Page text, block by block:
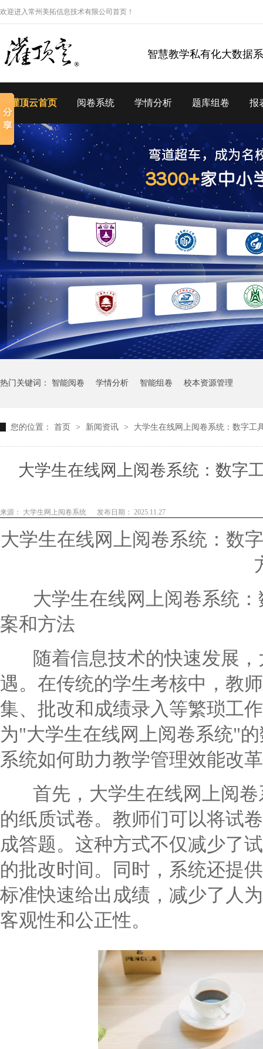
欢迎进入常州美拓信息技术有限公司首页！
智慧教学私有化大数据
灌顶云首页 阅卷系统 学情分析 题库组卷 报
热门关键词： 智能阅卷 学情分析 智能组卷 校本资源管理
您的位置： 首页 > 新闻资讯 > 大学生在线网上阅卷系统：数字工
大学生在线网上阅卷系统：数字
来源： 大学生网上阅卷系统 发布日期： 2025.11.27
大学生在线网上阅卷系统：数
大学生在线网上阅卷系统：
案和方法
随着信息技术的快速发展，
遇。在传统的学生考核中，教
集、批改和成绩录入等繁琐工
为"大学生在线网上阅卷系统"
系统如何助力教学管理效能改
首先，大学生在线网上阅卷
的纸质试卷。教师们可以将试
成答题。这种方式不仅减少了
的批改时间。同时，系统还提
标准快速给出成绩，减少了人
客观性和公正性。